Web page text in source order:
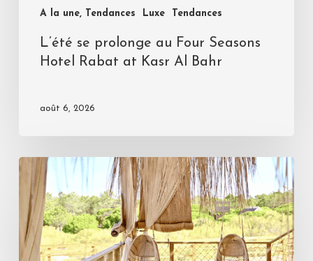
A la une, Tendances Luxe Tendances
L’été se prolonge au Four Seasons
Hotel Rabat at Kasr Al Bahr
août 6, 2026